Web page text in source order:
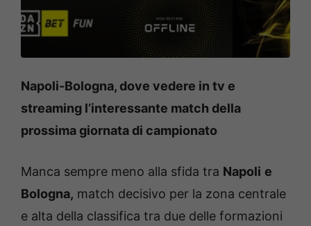
Napoli-Bologna, dove vedere in tv e
streaming l’interessante match della
prossima giornata di campionato
Manca sempre meno alla sfida tra Napoli e
Bologna, match decisivo per la zona centrale
e alta della classifica tra due delle formazioni